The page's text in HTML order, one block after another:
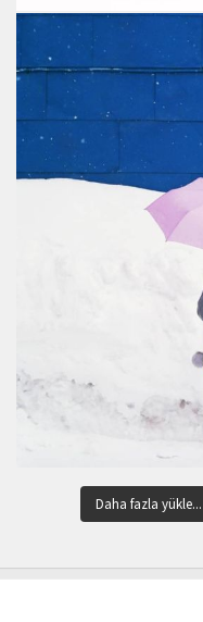
Daha fazla yükle...